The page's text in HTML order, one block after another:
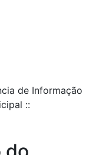
de Informação
::